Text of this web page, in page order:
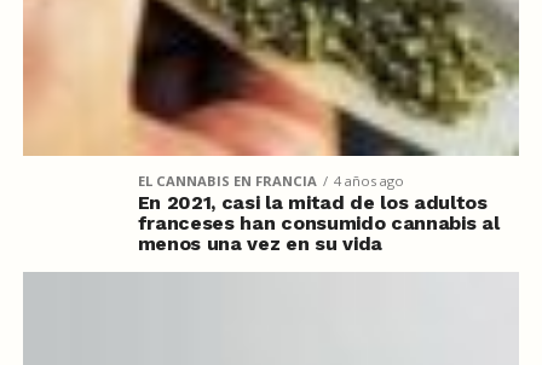
EL CANNABIS EN FRANCIA 4 años ago
En 2021, casi la mitad de los adultos
franceses han consumido cannabis al
menos una vez en su vida